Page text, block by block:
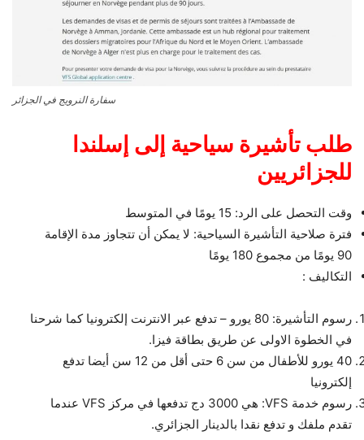
سفارة النرويج في الجزائر
طلب تأشيرة سياحية إلى إسلندا
للجزائريين
وقت التحصل على الرد: 15 يومًا في المتوسط
فترة صلاحية التأشيرة السياحية: لا يمكن أن تتجاوز مدة الإقامة
90 يومًا من مجموع 180 يومًا
التكاليف :
رسوم التأشيرة: 80 يورو – تدفع عبر الانترنت إلكترونيا كما شرحنا
في الخطوة الاولى عن طريق بطاقة فيزا.
40 يورو للأطفال من سن 6 حتى أقل من 12 سن أيضا تدفع
إلكترونيا
رسوم خدمة VFS: هي 3000 دج تدفعها في مركز VFS عندما
تقدم ملفك و تدفع نقدا بالدينار الجزائري.